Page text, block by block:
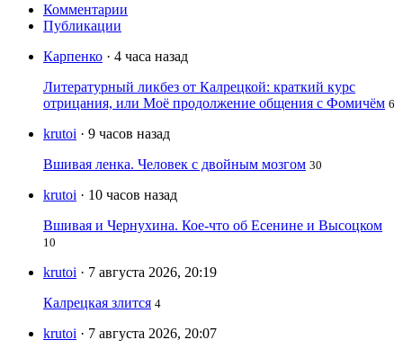
Комментарии
Публикации
Карпенко · 4 часа назад
Литературный ликбез от Калрецкой: краткий курс
отрицания, или Моё продолжение общения с Фомичём 6
krutoi · 9 часов назад
Вшивая ленка. Человек с двойным мозгом 30
krutoi · 10 часов назад
Вшивая и Чернухина. Кое-что об Есенине и Высоцком
10
krutoi · 7 августа 2026, 20:19
Калрецкая злится 4
krutoi · 7 августа 2026, 20:07